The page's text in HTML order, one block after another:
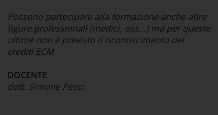
Possono partecipare alla formazione anche altre
figure professionali (medici, oss...) ma per queste
ultime non è previsto il riconoscimento dei
crediti ECM
DOCENTE
dott. Simone Pesci